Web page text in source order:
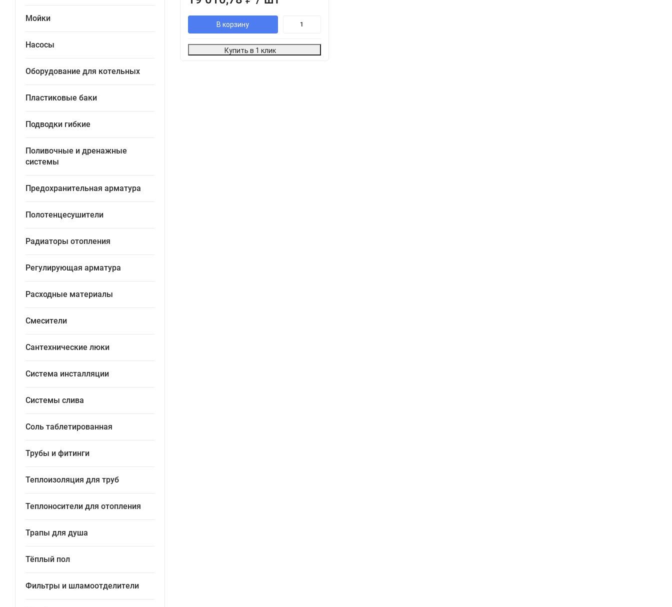
Мойки
Насосы
Оборудование для котельных
Пластиковые баки
Подводки гибкие
Поливочные и дренажные
системы
Предохранительная арматура
Полотенцесушители
Радиаторы отопления
Регулирующая арматура
Расходные материалы
Смесители
Сантехнические люки
Система инсталляции
Системы слива
Соль таблетированная
Трубы и фитинги
Теплоизоляция для труб
Теплоносители для отопления
Трапы для душа
Тёплый пол
Фильтры и шламоотделители
В корзину
Купить в 1 клик